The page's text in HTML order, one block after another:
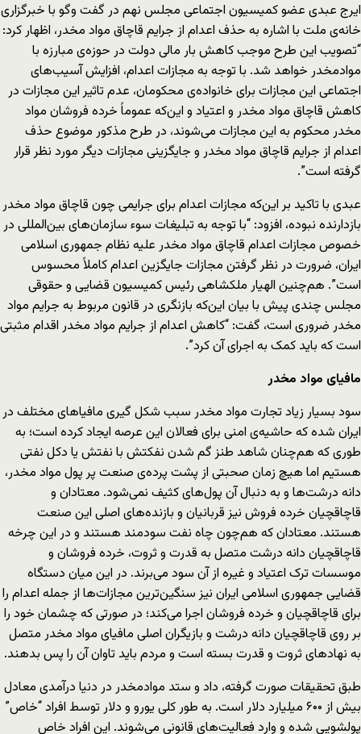
ایرج عبدی عضو کمیسیون اجتماعی مجلس نهم در گفت وگو با خبرگزاری
خانه‌ی ملت با اشاره به حذف اعدام از جرایم قاچاق مواد مخدر، اظهار کرد:
“تصویب این طرح موجب کاهش بار مالی دولت در حوزه‌ی مبارزه با
موادمخدر خواهد شد. با توجه به مجازات اعدام، افزایش آسیب‌های
اجتماعی این مجازات برای خانواده‌ی محکومان، عدم تاثیر این مجازات در
کاهش قاچاق مواد مخدر و اعتیاد و این‌که عموماً خرده فروشان مواد
مخدر محکوم به این مجازات می‌شوند، در طرح مذکور موضوع حذف
اعدام از جرایم قاچاق مواد مخدر و جایگزینی مجازات دیگر مورد نظر قرار
گرفته است”.
عبدی با تاکید بر این‌که مجازات اعدام برای جرایمی چون قاچاق مواد مخدر
بازدارنده نبوده، افزود: “با توجه به تبلیغات سوء سازمان‌های بین‌المللی در
خصوص مجازات اعدام قاچاق مواد مخدر علیه نظام جمهوری اسلامی
ایران، ضرورت در نظر گرفتن مجازات جایگزین اعدام کاملاً محسوس
است”. هم‌چنین الهیار ملکشاهی رئیس کمیسیون قضایی و حقوقی
مجلس چندی پیش با بیان این‌که بازنگری در قانون مربوط به جرایم مواد
مخدر ضروری است، گفت: “کاهش اعدام از جرایم مواد مخدر اقدام مثبتی
است که باید کمک به اجرای آن کرد”.
مافیای مواد مخدر
سود بسیار زیاد تجارت مواد مخدر سبب شکل گیری مافیاهای مختلف در
ایران شده که حاشیه‌ی امنی برای فعالان این عرصه ایجاد کرده است؛ به
طوری که هم‌چنان شاهد طنز گم شدن نفکتش با نفتش یا دکل نفتی
هستیم اما هیچ زمان صحبتی از پشت پرده‌ی صنعت پر پول مواد مخدر،
دانه درشت‌ها و به دنبال آن پول‌های کثیف نمی‌شود. معتادان و
قاچاقچیان خرده فروش نیز قربانیان و بازنده‌های اصلی این صنعت
هستند. معتادان که هم‌چون چاه نفت سودمند هستند و در این چرخه
قاچاقچیان دانه درشت متصل به قدرت و ثروت، خرده فروشان و
موسسات ترک اعتیاد و غیره از آن سود می‌برند. در این میان دستگاه
قضایی جمهوری اسلامی ایران نیز سنگین‌ترین مجازات‌ها از جمله اعدام را
برای قاچاقچیان و خرده فروشان اجرا می‌کند؛ در صورتی که چشمان خود را
بر روی قاچاقچیان دانه درشت و بازیگران اصلی مافیای مواد مخدر متصل
به نهادهای ثروت و قدرت بسته است و مردم باید تاوان آن را پس بدهند.
طبق تحقیقات صورت گرفته، داد و ستد موادمخدر در دنیا درآمدی معادل
بیش از ۶۰۰ میلیارد دلار است. به طور کلی یورو و دلار توسط افراد “خاص”
پولشویی شده و وارد فعالیت‌های قانونی می‌شوند. این افراد خاص